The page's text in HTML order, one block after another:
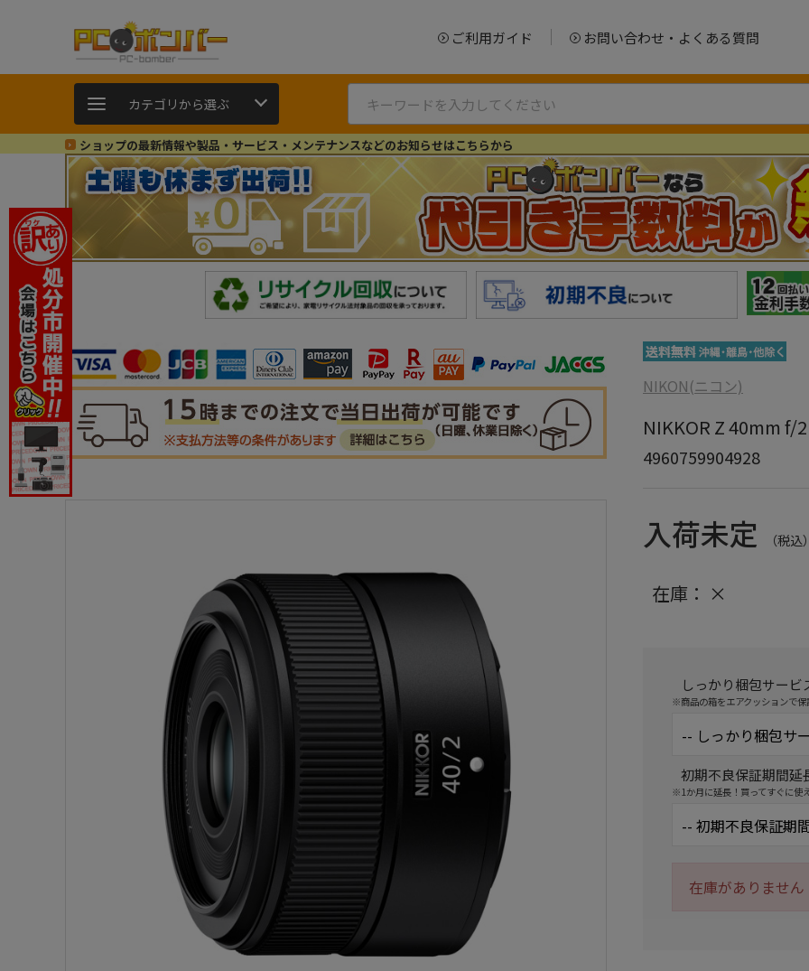
ご利用ガイド お問い合わせ・よくある質問
カテゴリから選ぶ
ショップの最新情報や製品・サービス・メンテナンスなどのお知らせはこちらから
NIKON(ニコン)
NIKKOR Z 40mm f/2
4960759904928
入荷未定 （税込
在庫： ×
しっかり梱包サービ
※商品の箱をエアクッションで保
初期不良保証期間延
※1か月に延長！買ってすぐに使
在庫がありません